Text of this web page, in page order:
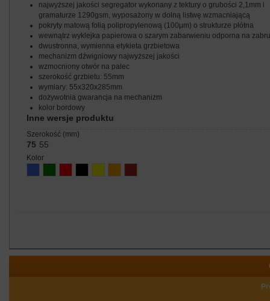
najwyższej jakości segregator wykonany z tektury o grubości 2,1mm i
gramaturze 1290gsm, wyposażony w dolną listwę wzmacniającą
pokryty matową folią polipropylenową (100μm) o strukturze płótna
wewnątrz wyklejka papierowa o szarym zabarwieniu odporna na
dwustronna, wymienna etykieta grzbietowa
mechanizm dźwigniowy najwyższej jakości
wzmocniony otwór na palec
szerokość grzbietu: 55mm
wymiary: 55x320x285mm
dożywotnia gwarancja na mechanizm
kolor bordowy
Inne wersje produktu
szerokość (mm)
75 55
kolor